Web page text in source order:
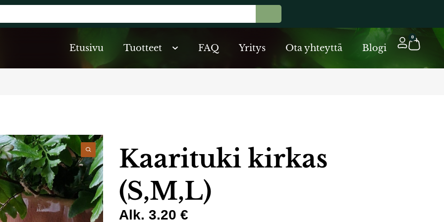
Etusivu Tuotteet FAQ Yritys Ota yhteyttä Blogi
0
Cart
Kaarituki kirkas
(S,M,L)
Alk. 3.20 €